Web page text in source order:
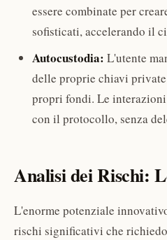
essere combinate per
sofisticati, accelerando il
Autocustodia: L'utente
delle proprie chiavi
propri fondi. Le
con il protocollo, senza
Analisi dei Rischi:
L'enorme potenziale
rischi significativi che